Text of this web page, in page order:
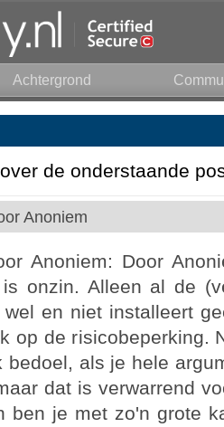
Achtergrond
de onderstaande
Anoniem
Anoniem: Door
onzin. Alleen al de
en niet installeert
op de risicobeperking.
bedoel, als je hele
dat is verwarrend
ben je met zo'n grote